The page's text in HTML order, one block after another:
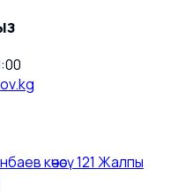
көчөсү 121 Жалпы